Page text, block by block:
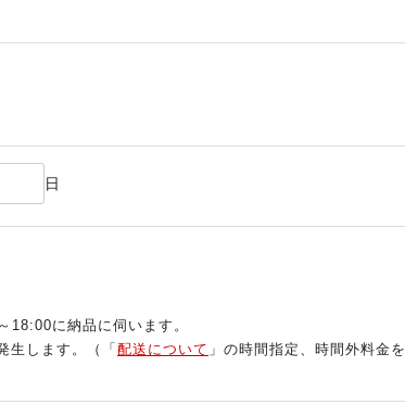
日
に納品に伺います。
生します。（「 配送について 」の時間指定、時間外料金を